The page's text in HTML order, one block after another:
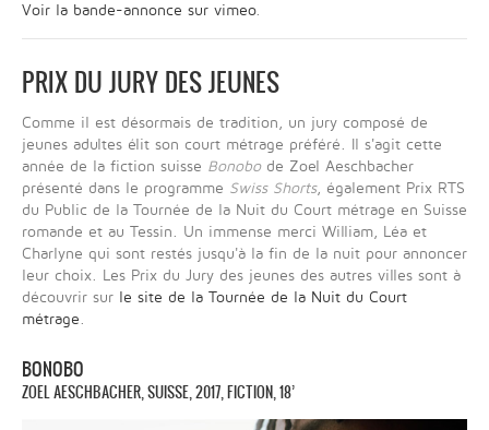
Voir la bande-annonce sur vimeo.
PRIX DU JURY DES JEUNES
Comme il est désormais de tradition, un jury composé de
jeunes adultes élit son court métrage préféré. Il s'agit cette
année de la fiction suisse Bonobode Zoel Aeschbacher
présenté dans le programme Swiss Shorts, également Prix RTS
du Public de la Tournée de la Nuit du Court métrage en Suisse
romande et au Tessin. Un immense merci William, Léa et
Charlyne qui sont restés jusqu'à la fin de la nuit pour annoncer
leur choix. Les Prix du Jury des jeunes des autres villes sont à
découvrir sur le site de la Tournée de la Nuit du Court
métrage
BONOBO
ZOEL AESCHBACHER, SUISSE, 2017, FICTION, 18’